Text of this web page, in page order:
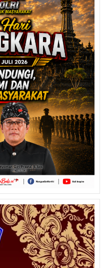
Jaga
Netralitas
Pemilu,
Dukungan
ASN
Hanya
Dilakukan
di
Bilik
TPS